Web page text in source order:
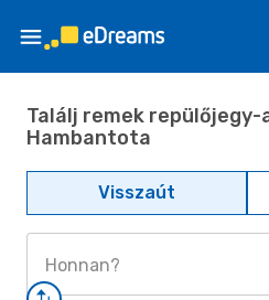
Találj remek
Hambantota
Visszaút
Honnan?